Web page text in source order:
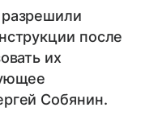
после
их
Собянин.